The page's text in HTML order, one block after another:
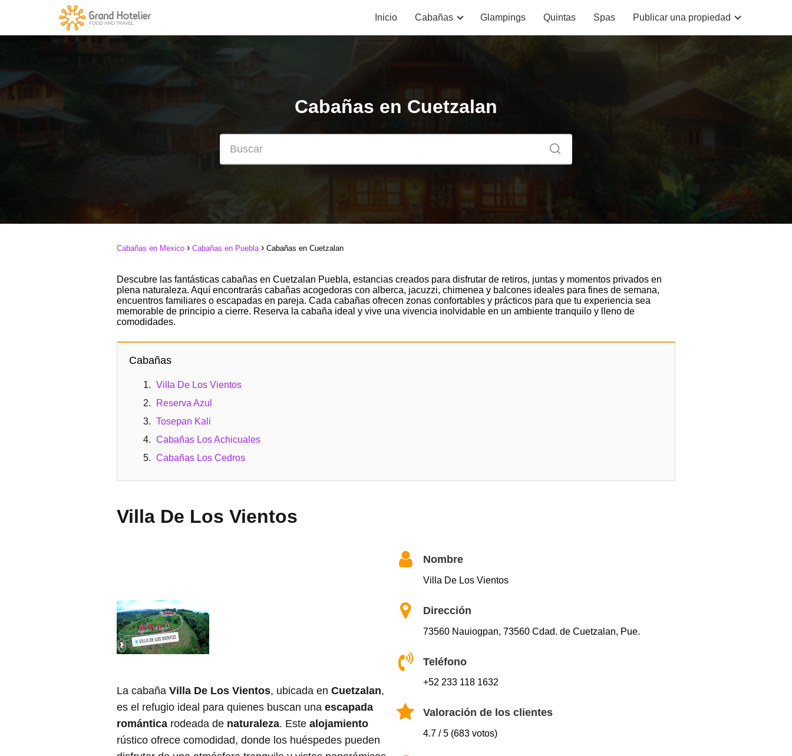
Inicio Cabañas Glampings Quintas Spas Publicar una propiedad
Cabañas en Cuetzalan
Cabañas en Mexico Cabañas en Puebla Cabañas en Cuetzalan
Descubre las fantásticas cabañas en Cuetzalan Puebla, estancias creados para disfrutar de retiros, juntas y momentos privados en
plena naturaleza. Aquí encontrarás cabañas acogedoras con alberca, jacuzzi, chimenea y balcones ideales para fines de semana,
encuentros familiares o escapadas en pareja. Cada cabañas ofrecen zonas confortables y prácticos para que tu experiencia sea
memorable de principio a cierre. Reserva la cabaña ideal y vive una vivencia inolvidable en un ambiente tranquilo y lleno de
comodidades.
Cabañas
Villa De Los Vientos
Reserva Azul
Tosepan Kali
Cabañas Los Achicuales
Cabañas Los Cedros
Villa De Los Vientos
La cabaña Villa De Los Vientos, ubicada en Cuetzalan,
es el refugio ideal para quienes buscan una escapada
romántica rodeada de naturaleza. Este alojamiento
rústico ofrece comodidad, donde los huéspedes pueden
Nombre
Villa De Los Vientos
Dirección
73560 Nauiogpan, 73560 Cdad. de Cuetzalan, Pue.
Teléfono
+52 233 118 1632
Valoración de los clientes
4.7 / 5 (683 votos)